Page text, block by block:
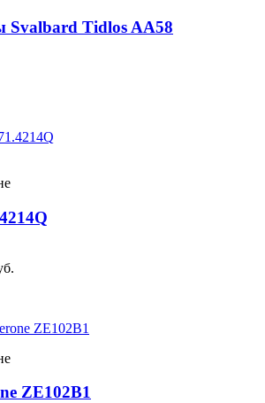
Svalbard Tidlos AA58
ZE102B1